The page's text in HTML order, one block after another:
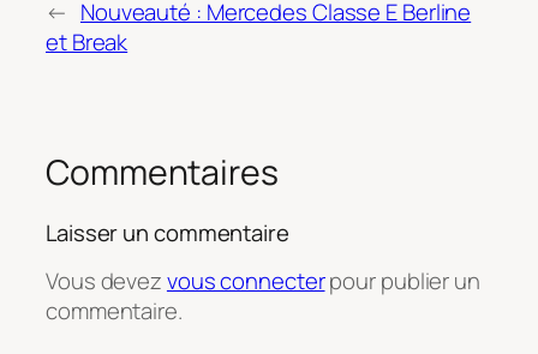
← Nouveauté : Mercedes Classe E Berline
et Break
Commentaires
Laisser un commentaire
Vous devezvous connecterpour publier un
commentaire.